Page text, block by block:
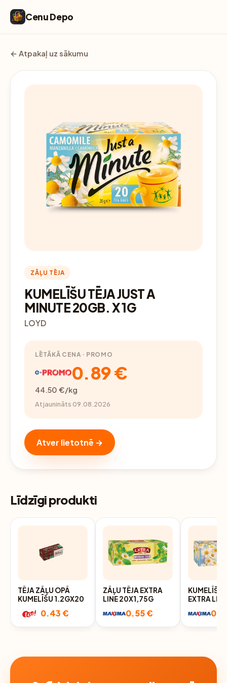
Cenu Depo
← Atpakaļ uz sākumu
ZĀĻU TĒJA
KUMELĪŠU TĒJA JUST A
MINUTE 20GB. X 1G
LOYD
LĒTĀKĀ CENA · PROMO
0.89 €
44.50 €/kg
Atjaunināts 09.08.2026
Atver lietotnē →
Līdzīgi produkti
TĒJA ZĀĻU OPĀ
KUMELĪŠU 1.2GX20
0.43 €
ZĀĻU TĒJA EXTRA
LINE 20X1,75G
0.55 €
KUMELĪŠU
EXTRA LINE